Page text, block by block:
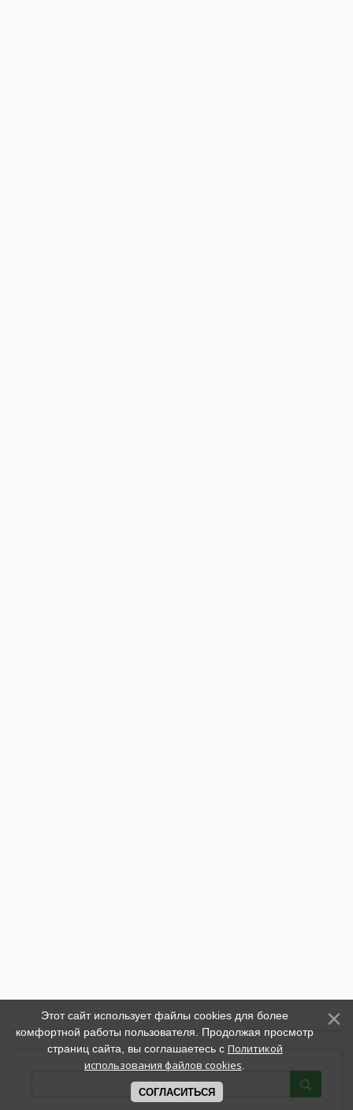
Этот сайт использует файлы cookies для более
комфортной работы пользователя. Продолжая просмотр
страниц сайта, вы соглашаетесь с Политикой
использования файлов cookies
СОГЛАСИТЬСЯ